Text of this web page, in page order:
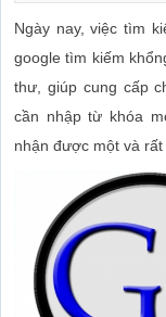
Ngày nay, việc tìm
google tìm kiếm
thư, giúp cung cấp
cần nhập từ khóa
nhận được một và